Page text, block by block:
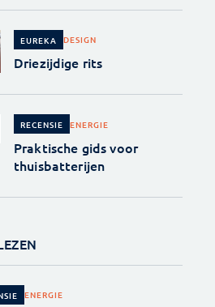
EUREKA DESIGN
Driezijdige rits
RECENSIE ENERGIE
Praktische gids voor
thuisbatterijen
ENERGIE